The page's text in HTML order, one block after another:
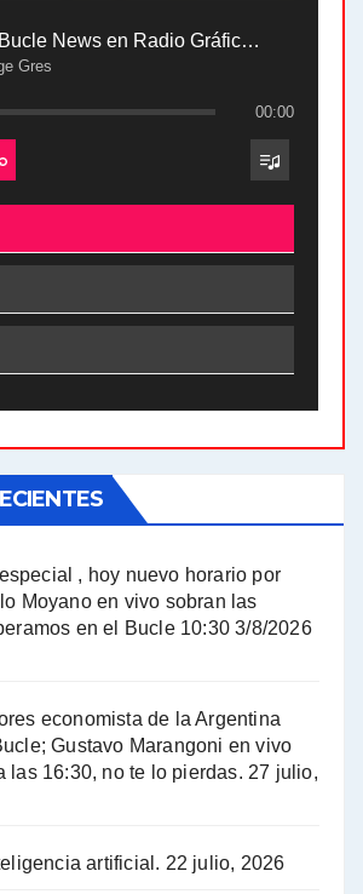
El Bucle News en Radio Gráfica. Bloque 2 . 28.04.24
Gres
00:00
El Bucle News en Radio Gráfica. Bloque 2 . 28.04.24 - Jorge Gres
El Bucle News en Radio Gráfica. Bloque 1 . 28.04.24 - Jorge Gres
El Bucle News en Radio Gráfica. Bloque 2 . 21.04.24 - Jorge Gres
A mayor poder al empresariado le cuesta encontrar resistencia - Jose Urtubey con Jorge Gres
Hugo Yasky : Día de la Militancia - Hugo Yasky con Jorge Gres
Hugo Yasky sobre la Coordinadora de las Industrias de Productos Alimenticios (COPAL) - Hugo Yasky con Jorge Gres
, hoy nuevo horario por
Moyano en vivo sobran las
en el Bucle 10:30 3/8/2026
economista de la Argentina
Gustavo Marangoni en vivo
las 16:30, no te lo pierdas. 27 julio,
artificial. 22 julio, 2026